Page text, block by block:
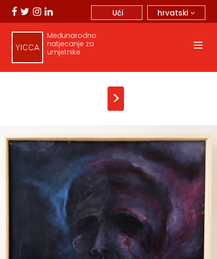
hrvatski
Ući
Međunarodno
natjecanje za
umjetnike
>